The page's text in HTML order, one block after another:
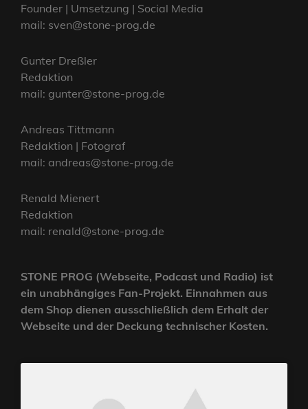
Founder | Umsetzung | Social Media
mail: sven@stone-prog.de
Gunter Dreßler
Redaktion
mail: gunter@stone-prog.de
Andreas Tittmann
Redaktion | Fotograf
mail: andreas@stone-prog.de
Renald Mienert
Redaktion
mail: renald@stone-prog.de
STONE PROG (Webseite, Podcast und Radio) ist
ein unabhängiges Fan-Projekt. Einnahmen aus
dem Shop dienen ausschließlich dem Erhalt der
Webseite und der Deckung technischer Kosten.